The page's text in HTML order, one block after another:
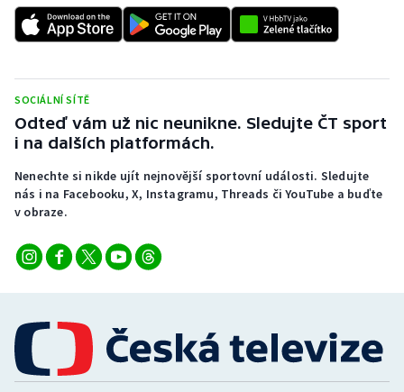
SOCIÁLNÍ SÍTĚ
Odteď vám už nic neunikne. Sledujte ČT sport
i na dalších platformách.
Nenechte si nikde ujít nejnovější sportovní události. Sledujte
nás i na Facebooku, X, Instagramu, Threads či YouTube a buďte
v obraze.